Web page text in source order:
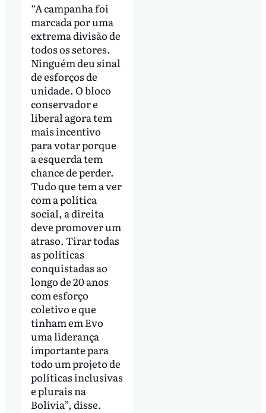
“A campanha foi
marcada por uma
extrema divisão de
todos os setores.
Ninguém deu sinal
de esforços de
unidade. O bloco
conservador e
liberal agora tem
mais incentivo
para votar porque
a esquerda tem
chance de perder.
Tudo que tem a ver
com a política
social, a direita
deve promover um
atraso. Tirar todas
as políticas
conquistadas ao
longo de 20 anos
com esforço
coletivo e que
tinham em Evo
uma liderança
importante para
todo um projeto de
políticas inclusivas
e plurais na
Bolívia”, disse.